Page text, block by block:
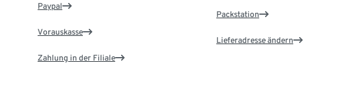
Paypal
Vorauskasse
Zahlung in der Filiale
Packstation
Lieferadresse ändern